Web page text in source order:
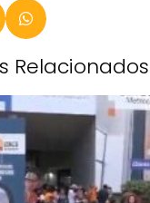
Relacionados